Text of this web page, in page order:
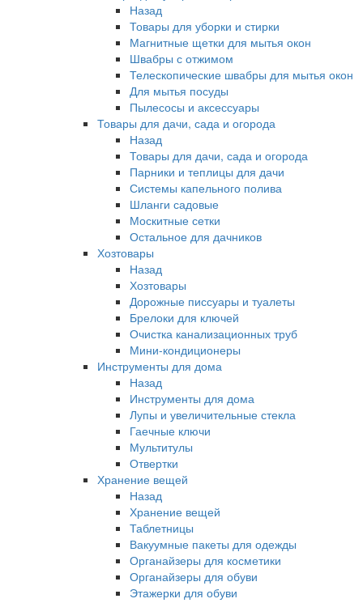
Назад
Товары для уборки и стирки
Магнитные щетки для мытья окон
Швабры с отжимом
Телескопические швабры для мытья окон
Для мытья посуды
Пылесосы и аксессуары
Товары для дачи, сада и огорода
Назад
Товары для дачи, сада и огорода
Парники и теплицы для дачи
Системы капельного полива
Шланги садовые
Москитные сетки
Остальное для дачников
Хозтовары
Назад
Хозтовары
Дорожные писсуары и туалеты
Брелоки для ключей
Очистка канализационных труб
Мини-кондиционеры
Инструменты для дома
Назад
Инструменты для дома
Лупы и увеличительные стекла
Гаечные ключи
Мультитулы
Отвертки
Хранение вещей
Назад
Хранение вещей
Таблетницы
Вакуумные пакеты для одежды
Органайзеры для косметики
Органайзеры для обуви
Этажерки для обуви